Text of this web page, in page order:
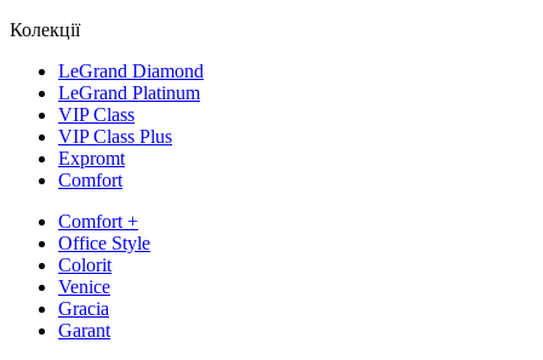
Колекції
LeGrand Diamond
LeGrand Platinum
VIP Class
VIP Class Plus
Expromt
Comfort
Comfort +
Office Style
Colorit
Venice
Gracia
Garant